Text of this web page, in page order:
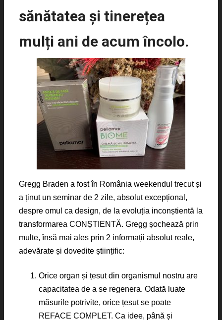
sănătatea și tinerețea
mulți ani de acum încolo.
Gregg Braden a fost în România weekendul trecut și
a ținut un seminar de 2 zile, absolut excepțional,
despre omul ca design, de la evoluția inconștientă la
transformarea CONȘTIENTĂ. Gregg șochează prin
multe, însă mai ales prin 2 informații absolut reale,
adevărate și dovedite științific:
Orice organ și țesut din organismul nostru are
capacitatea de a se regenera. Odată luate
măsurile potrivite, orice țesut se poate
REFACE COMPLET. Ca idee, până și